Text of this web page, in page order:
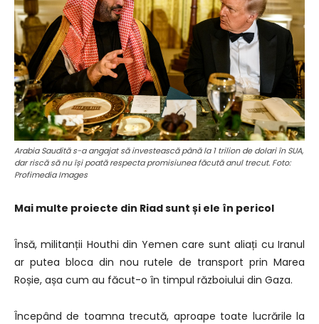
Arabia Saudită s-a angajat să investească până la 1 trilion de dolari în SUA,
dar riscă să nu își poată respecta promisiunea făcută anul trecut. Foto:
Profimedia Images
Mai multe proiecte din Riad sunt și ele în pericol
Însă, militanții Houthi din Yemen care sunt aliați cu Iranul
ar putea bloca din nou rutele de transport prin Marea
Roșie, așa cum au făcut-o în timpul războiului din Gaza.
Începând de toamna trecută, aproape toate lucrările la